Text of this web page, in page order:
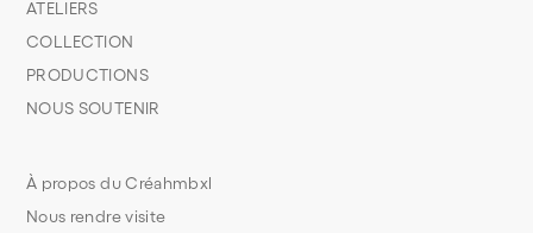
À propos du Créahmbxl
Nous rendre visite
ATELIERS
COLLECTION
PRODUCTIONS
NOUS SOUTENIR